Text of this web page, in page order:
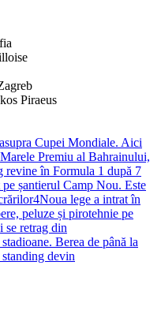
Piraeus
Cupei Mondiale. Aici
Marele Premiu al Bahrainului,
revine în Formula 1 după 7
șantierul Camp Nou. Este
4Noua lege a intrat în
peluze și pirotehnie pe
se retrag din
Berea de până la
devin